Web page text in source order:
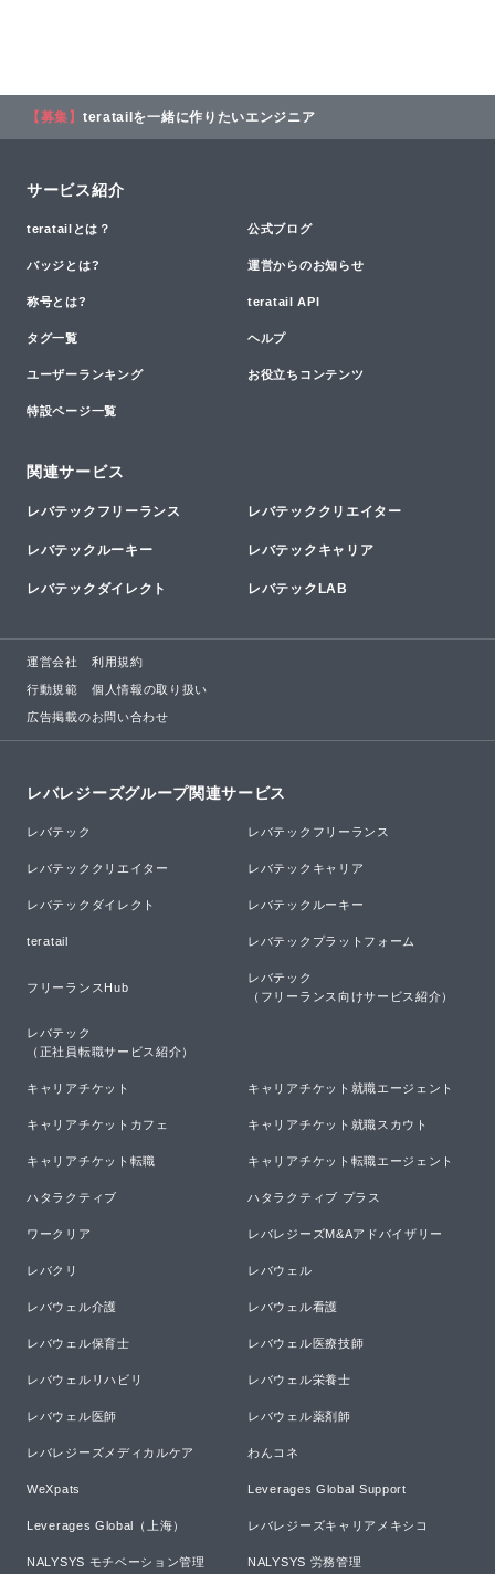
【募集】 teratailを一緒に作りたいエンジニア
サービス紹介
teratailとは？ 公式ブログ
バッジとは? 運営からのお知らせ
称号とは? teratail API
タグ一覧 ヘルプ
ユーザーランキング お役立ちコンテンツ
特設ページ一覧
関連サービス
レバテックフリーランス レバテッククリエイター
レバテックルーキー レバテックキャリア
レバテックダイレクト レバテックLAB
運営会社 利用規約
行動規範 個人情報の取り扱い
広告掲載のお問い合わせ
レバレジーズグループ関連サービス
レバテック レバテックフリーランス
レバテッククリエイター レバテックキャリア
レバテックダイレクト レバテックルーキー
teratail レバテックプラットフォーム
フリーランスHub
レバテック
（フリーランス向けサービス紹介）
レバテック
（正社員転職サービス紹介）
キャリアチケット キャリアチケット就職エージェント
キャリアチケットカフェ キャリアチケット就職スカウト
キャリアチケット転職 キャリアチケット転職エージェント
ハタラクティブ ハタラクティブ プラス
ワークリア レバレジーズM&Aアドバイザリー
レバクリ レバウェル
レバウェル介護 レバウェル看護
レバウェル保育士 レバウェル医療技師
レバウェルリハビリ レバウェル栄養士
レバウェル医師 レバウェル薬剤師
レバレジーズメディカルケア わんコネ
WeXpats Leverages Global Support
Leverages Global（上海） レバレジーズキャリアメキシコ
NALYSYS モチベーション管理 NALYSYS 労務管理